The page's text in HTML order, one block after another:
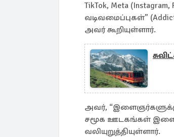
TikTok, Meta
வடிவமைப்புகள்”
அவர் கூறியுள்ளார்.
அவர்,
சமூக ஊடகங்கள்
வலியுறுத்தியுள்ளார்.